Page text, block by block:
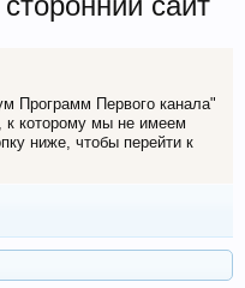
Программ Первого канала"
к которому мы не имеем
ниже, чтобы перейти к